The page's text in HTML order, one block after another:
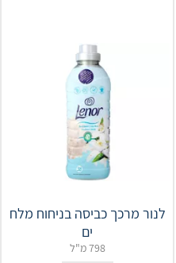
לנור מרכך כביסה בניחוח מלח
ים
798 מ"ל